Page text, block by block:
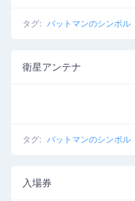
タグ: バットマンのシンボル
衛星アンテナ
タグ: バットマンのシンボル
入場券